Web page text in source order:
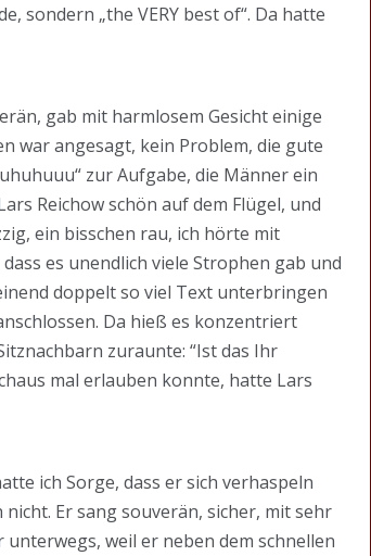
sondern „the VERY best of“. Da hatte
gab mit harmlosem Gesicht einige
war angesagt, kein Problem, die gute
zur Aufgabe, die Männer ein
Reichow schön auf dem Flügel, und
ein bisschen rau, ich hörte mit
es unendlich viele Strophen gab und
doppelt so viel Text unterbringen
Da hieß es konzentriert
zuraunte: “Ist das Ihr
mal erlauben konnte, hatte Lars
ich Sorge, dass er sich verhaspeln
Er sang souverän, sicher, mit sehr
weil er neben dem schnellen